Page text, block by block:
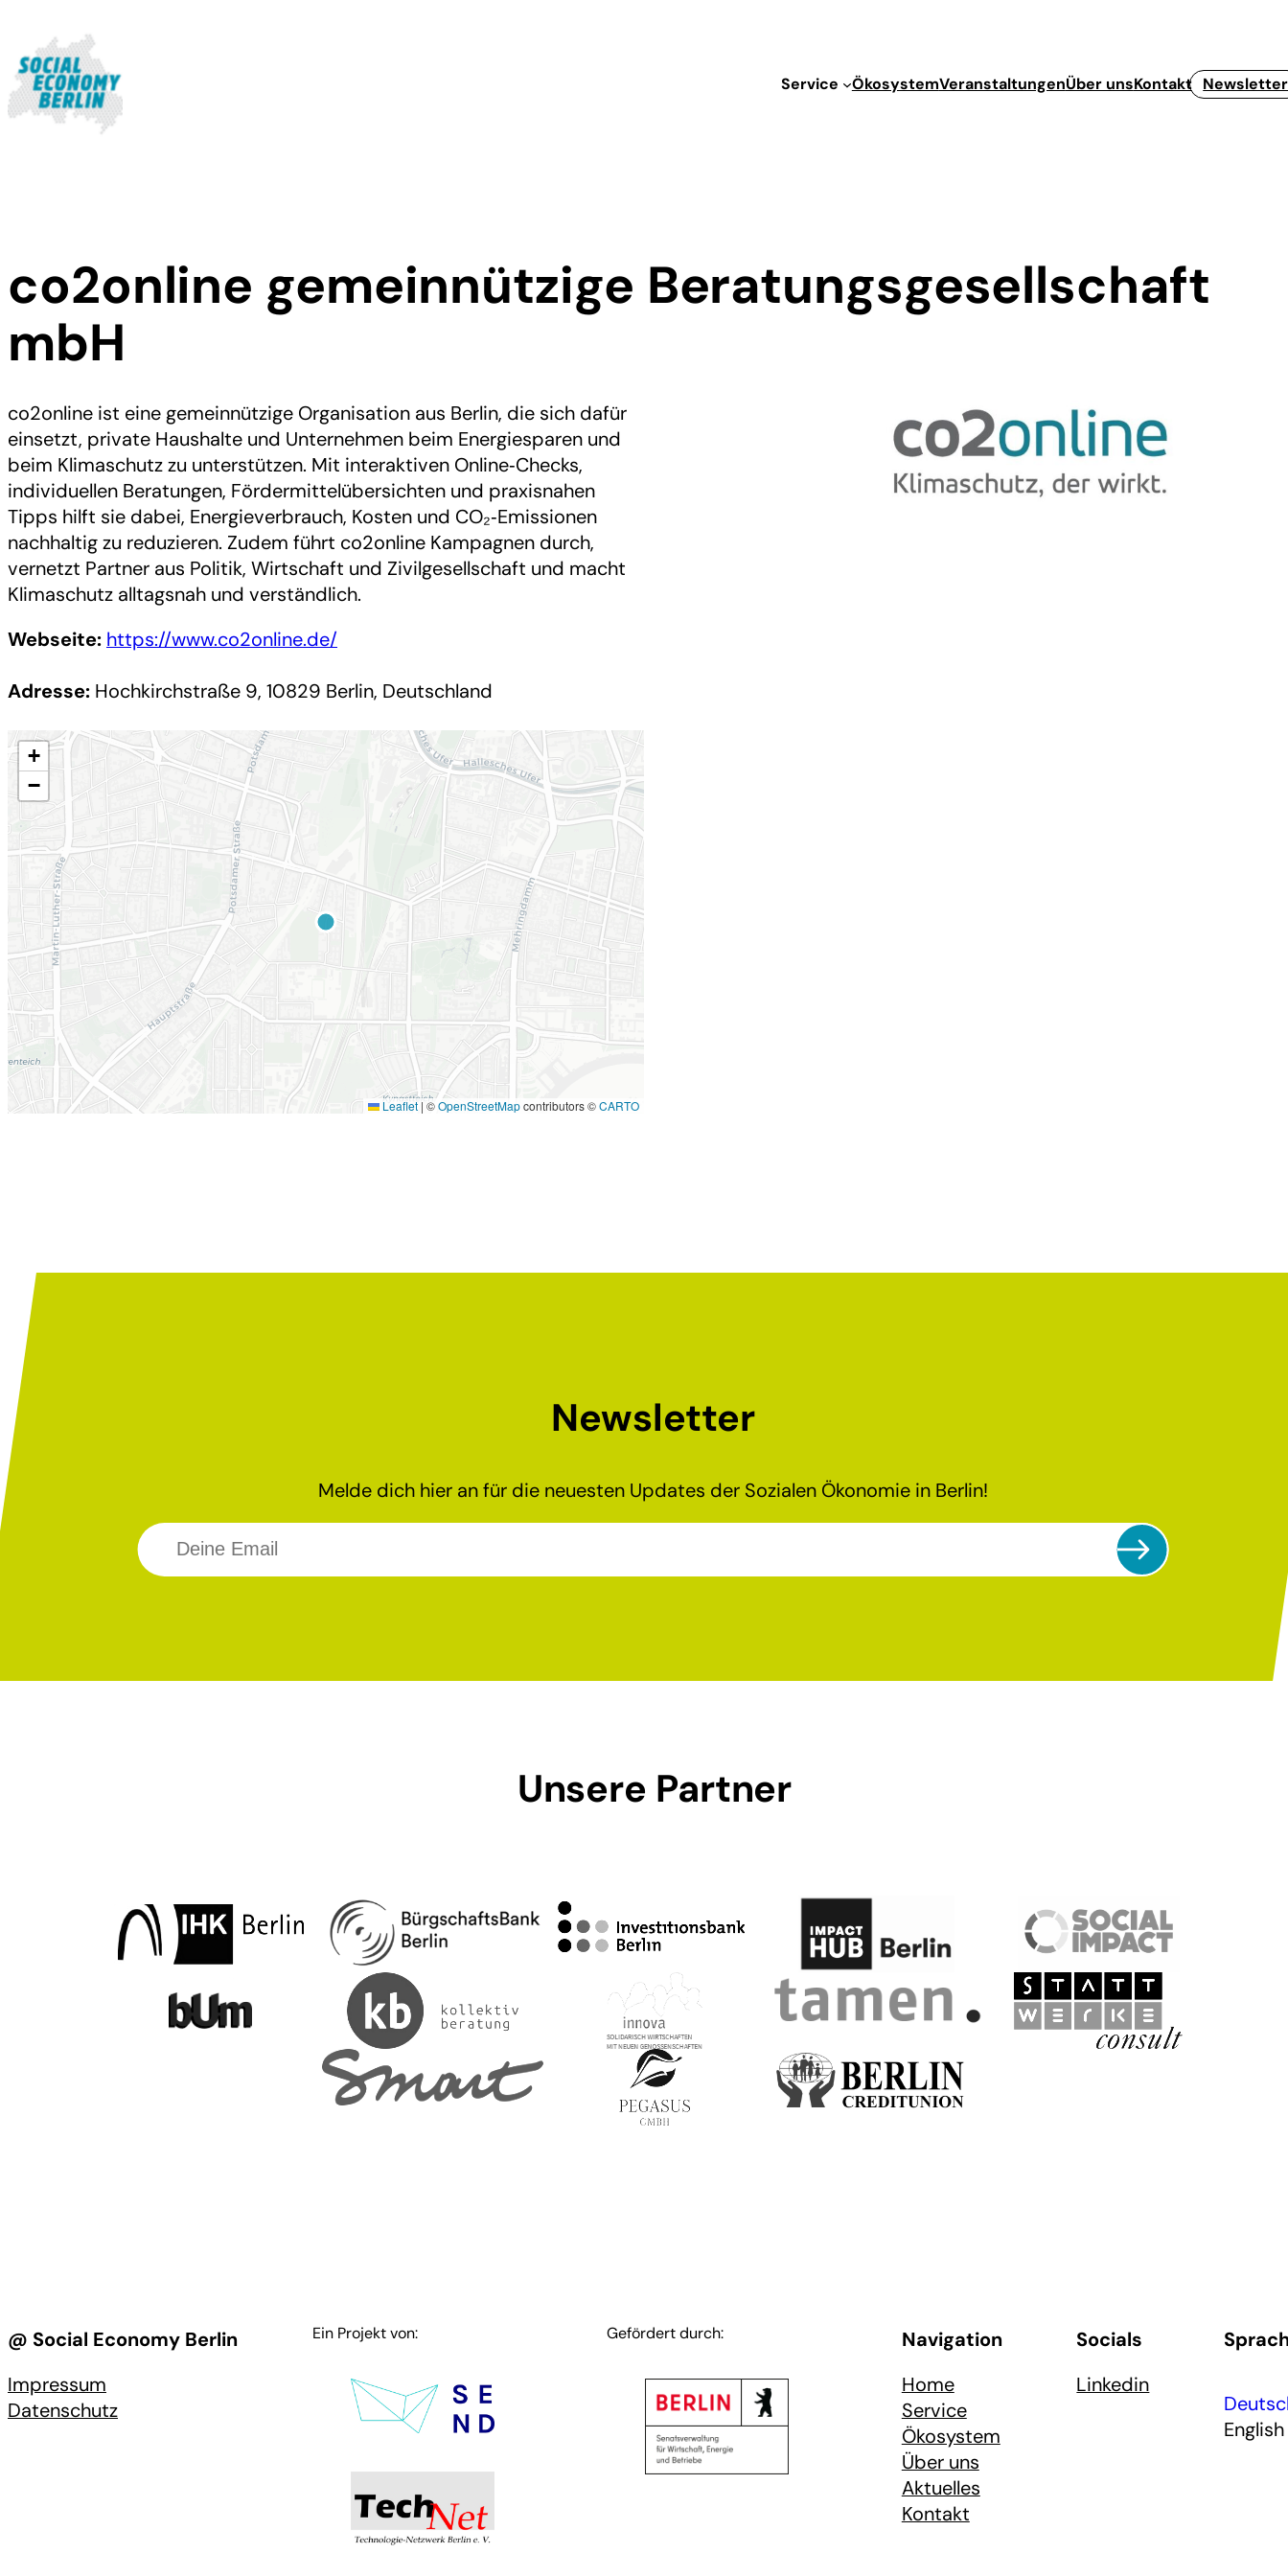
Service ÖkosystemVeranstaltungenÜber unsKontakt Newsletter
co2online gemeinnützige Beratungsgesellschaft
mbH
co2online ist eine gemeinnützige Organisation aus Berlin, die sich dafür
einsetzt, private Haushalte und Unternehmen beim Energiesparen und
beim Klimaschutz zu unterstützen. Mit interaktiven Online‑Checks,
individuellen Beratungen, Fördermittelübersichten und praxisnahen
Tipps hilft sie dabei, Energieverbrauch, Kosten und CO₂‑Emissionen
nachhaltig zu reduzieren. Zudem führt co2online Kampagnen durch,
vernetzt Partner aus Politik, Wirtschaft und Zivilgesellschaft und macht
Klimaschutz alltagsnah und verständlich.
Webseite: https://www.co2online.de/
Adresse: Hochkirchstraße 9, 10829 Berlin, Deutschland
+
−
Leaflet | ©OpenStreetMapcontributors ©CARTO
Newsletter
Melde dich hier an für die neuesten Updates der Sozialen Ökonomie in Berlin!
Unsere Partner
@ Social Economy Berlin
Impressum
Datenschutz
Ein Projekt von: Gefördert durch:
Navigation
Home
Service
Ökosystem
Über uns
Aktuelles
Kontakt
Socials
Linkedin
English